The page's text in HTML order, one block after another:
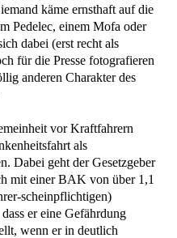
käme ernsthaft auf die
Pedelec, einem Mofa oder
dabei (erst recht als
für die Presse fotografieren
anderen Charakter des
vor Kraftfahrern
als
Dabei geht der Gesetzgeber
mit einer BAK von über 1,1
scheinpflichtigen)
er eine Gefährdung
wenn er in deutlich